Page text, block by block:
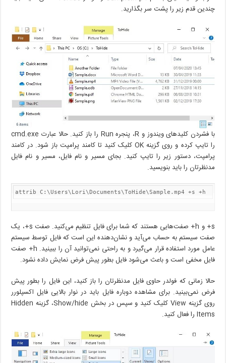
چندین قدم زیر را پشت سر بگذارید.
با فشردن کلیدهای ویندوز و R، پنجره Run را باز کنید. حالا عبارت cmd.exe
را تایپ کرده و روی گزینه OK کلیک کنید تا کامند پرامپت باز شود. در کامند
پرامپت، دستور زیر را تایپ کنید. بجای مسیر و نام فایل، مسیر و نام فایل
مدنظرتان را باید بنویسید.
attrib C:\Users\Lori\Documents\ToHide\Sample.mp4 +s +h
s+ و h+ صفت‌هایی هستند که شما برای فایل تنظیم می‌کنید. صفت s+، یک
صفت سیستم به حساب می‌آید و نشان‌دهنده این است که فایل توسط سیستم
عامل مورد استفاده قرار می‌گیرد و به راحتی نمی‌توانید آن را ببینید. h+ صفت
فایل مخفی است و باعث می‌شود فایل بطور پیش فرض نمایش داده نشود.
حالا زمانی که فولدر حاوی فایل مدنظرتان را باز کنید، این فایل را بطور پیش
فرض نمی‌بینید. برای مشاهده دوباره فایل باید در نوار بالایی فایل اکسپلورر
روی گزینه View کلیک کنید و سپس در بخش Show/hide، گزینه Hidden
Items را فعال کنید.